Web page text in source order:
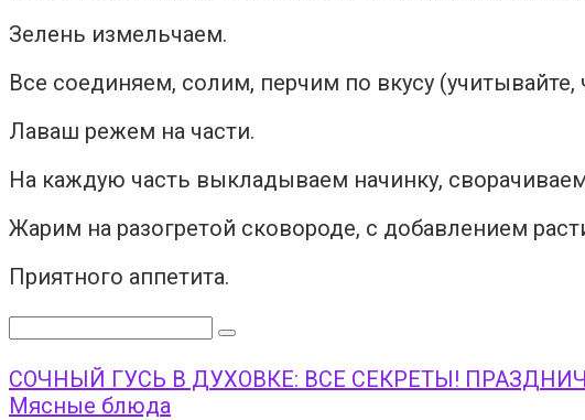
Зелень измельчаем.
Все соединяем, солим, перчим по вкусу
Лаваш режем на части.
На каждую часть выкладываем начинку,
Жарим на разогретой сковороде, с добавлением
Приятного аппетита.
Поиск:
СОЧНЫЙ ГУСЬ В ДУХОВКЕ: ВСЕ СЕКРЕТЫ!
Мясные блюда